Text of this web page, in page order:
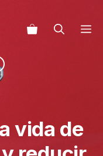
vida de